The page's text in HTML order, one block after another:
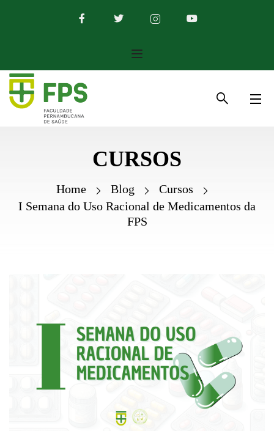
CURSOS
Home Blog
Cursos
I Semana do Uso Racional de Medicamentos da
FPS